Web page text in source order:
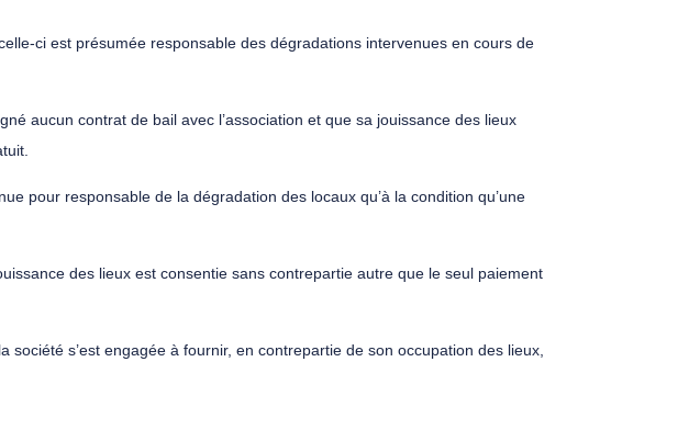
ci est présumée responsable des dégradations intervenues en cours de
aucun contrat de bail avec l’association et que sa jouissance des lieux
pour responsable de la dégradation des locaux qu’à la condition qu’une
des lieux est consentie sans contrepartie autre que le seul paiement
s’est engagée à fournir, en contrepartie de son occupation des lieux,